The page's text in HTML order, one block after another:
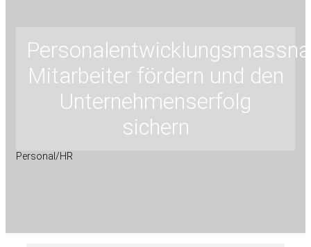
Mitarbeiter fördern und den
Unternehmenserfolg
sichern
Personal/HR